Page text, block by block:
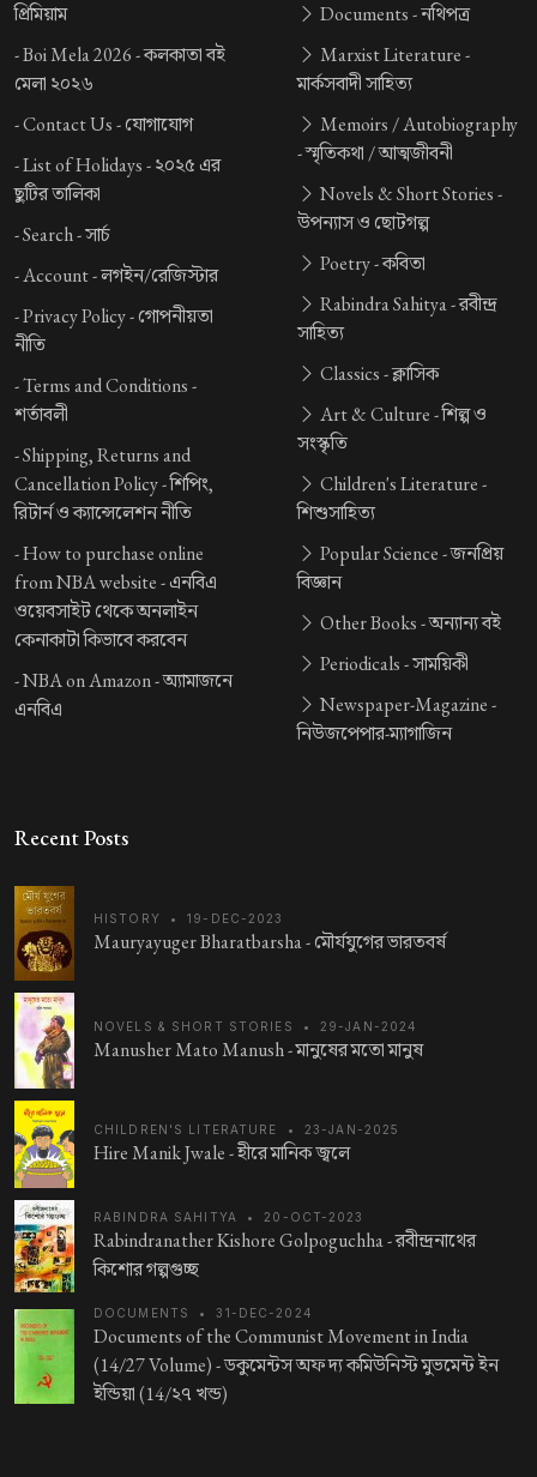
প্রিমিয়াম
-Boi Mela 2026 -কলকাতা বই
মেলা ২০২৬
-Contact Us -যোগাযোগ
-List of Holidays -২০২৫ এর
ছুটির তালিকা
-Search -সার্চ
-Account -লগইন/রেজিস্টার
-Privacy Policy -গোপনীয়তা
নীতি
-Terms and Conditions -
শর্তাবলী
-Shipping, Returns and
Cancellation Policy -শিপিং,
রিটার্ন ও ক্যান্সেলেশন নীতি
-How to purchase online
from NBA website -এনবিএ
ওয়েবসাইট থেকে অনলাইন
কেনাকাটা কিভাবে করবেন
-NBA on Amazon -অ্যামাজনে
এনবিএ
Documents -নথিপত্র
Marxist Literature -
মার্কসবাদী সাহিত্য
Memoirs / Autobiography
-স্মৃতিকথা / আত্মজীবনী
Novels & Short Stories -
উপন্যাস ও ছোটগল্প
Poetry -কবিতা
Rabindra Sahitya -রবীন্দ্র
সাহিত্য
Classics -ক্লাসিক
Art & Culture -শিল্প ও
সংস্কৃতি
Children's Literature -
শিশুসাহিত্য
Popular Science -জনপ্রিয়
বিজ্ঞান
Other Books -অন্যান্য বই
Periodicals -সাময়িকী
Newspaper-Magazine -
নিউজপেপার-ম্যাগাজিন
Recent Posts
HISTORY • 19-DEC-2023
Mauryayuger Bharatbarsha -মৌর্যযুগের ভারতবর্ষ
NOVELS & SHORT STORIES • 29-JAN-2024
Manusher Mato Manush -মানুষের মতো মানুষ
CHILDREN'S LITERATURE • 23-JAN-2025
Hire Manik Jwale -হীরে মানিক জ্বলে
RABINDRA SAHITYA • 20-OCT-2023
Rabindranather Kishore Golpoguchha -রবীন্দ্রনাথের
কিশোর গল্পগুচ্ছ
DOCUMENTS • 31-DEC-2024
Documents of the Communist Movement in India
(14/27 Volume) -ডকুমেন্টস অফ দ্য কমিউনিস্ট মুভমেন্ট ইন
ইন্ডিয়া (14/২৭ খন্ড)